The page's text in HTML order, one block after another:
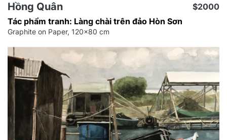
Hồng Quân
Tác phẩm tranh: Làng chài trên đảo Hòn Sơn
Graphite on Paper, 120x80 cm
$2000